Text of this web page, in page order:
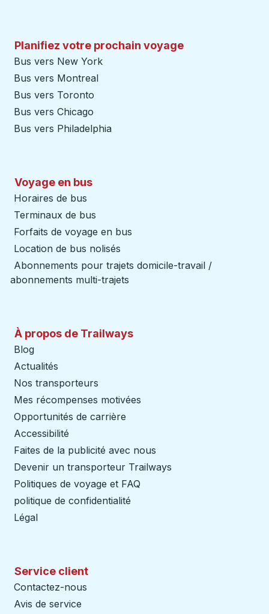
Planifiez votre prochain voyage
Bus vers New York
Bus vers Montreal
Bus vers Toronto
Bus vers Chicago
Bus vers Philadelphia
Voyage en bus
Horaires de bus
Terminaux de bus
Forfaits de voyage en bus
Location de bus nolisés
Abonnements pour trajets domicile-travail /
abonnements multi-trajets
À propos de Trailways
Blog
Actualités
Nos transporteurs
Mes récompenses motivées
Opportunités de carrière
Accessibilité
Faites de la publicité avec nous
Devenir un transporteur Trailways
Politiques de voyage et FAQ
politique de confidentialité
Légal
Service client
Contactez-nous
Avis de service